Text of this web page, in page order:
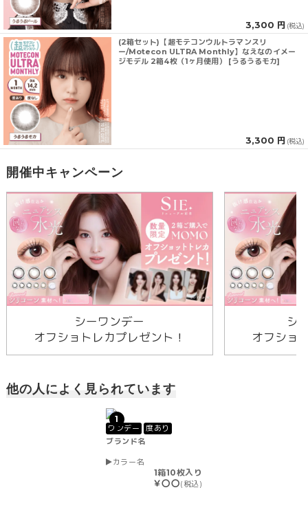
3,300 円 (税込)
(2箱セット)【超モテコンウルトラマンスリ
ー/Motecon ULTRA Monthly】なえなのイメー
ジモデル 2箱4枚（1ヶ月使用） [うるうるモカ]
3,300 円 (税込)
開催中キャンペーン
シーワンデー
オフショトレカプレゼント！
シ
オフショ
他の人によく見られています
1
ワンデー
度あり
ブランド名
カラー名
1箱10枚入り
￥〇〇(税込)